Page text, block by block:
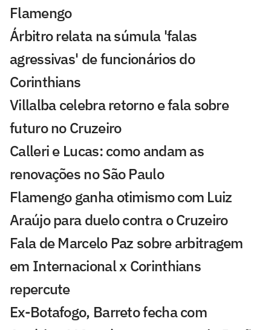
Flamengo
Árbitro relata na súmula 'falas
agressivas' de funcionários do
Corinthians
Villalba celebra retorno e fala sobre
futuro no Cruzeiro
Calleri e Lucas: como andam as
renovações no São Paulo
Flamengo ganha otimismo com Luiz
Araújo para duelo contra o Cruzeiro
Fala de Marcelo Paz sobre arbitragem
em Internacional x Corinthians
repercute
Ex-Botafogo, Barreto fecha com